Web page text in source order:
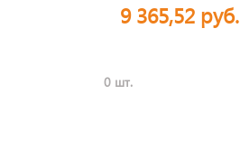
9 365,52 руб.
0 шт.